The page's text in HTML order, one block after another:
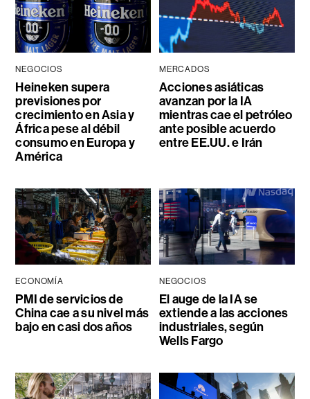
NEGOCIOS
Heineken supera
previsiones por
crecimiento en Asia y
África pese al débil
consumo en Europa y
América
MERCADOS
Acciones asiáticas
avanzan por la IA
mientras cae el petróleo
ante posible acuerdo
entre EE.UU. e Irán
ECONOMÍA
PMI de servicios de
China cae a su nivel más
bajo en casi dos años
NEGOCIOS
El auge de la IA se
extiende a las acciones
industriales, según
Wells Fargo